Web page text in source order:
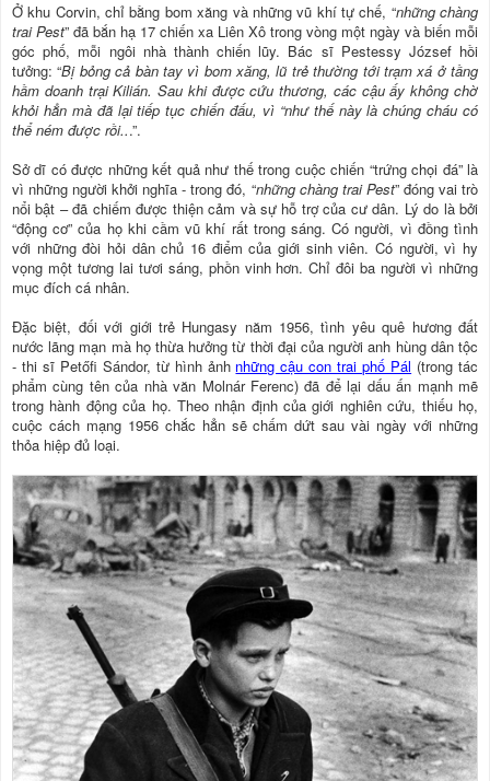
Ở khu Corvin, chỉ bằng bom xăng và những vũ khí tự chế, “những chàng
trai Pest” đã bắn hạ 17 chiến xa Liên Xô trong vòng một ngày và biến mỗi
góc phố, mỗi ngôi nhà thành chiến lũy. Bác sĩ Pestessy József hồi
tưởng: “Bị bỏng cả bàn tay vì bom xăng, lũ trẻ thường tới trạm xá ở tầng
hầm doanh trại Kilián. Sau khi được cứu thương, các cậu ấy không chờ
khỏi hẳn mà đã lại tiếp tục chiến đấu, vì “như thế này là chúng cháu có
thể ném được rồi...”.
Sở dĩ có được những kết quả như thế trong cuộc chiến “trứng chọi đá” là
vì những người khởi nghĩa - trong đó, “những chàng trai Pest” đóng vai trò
nổi bật – đã chiếm được thiện cảm và sự hỗ trợ của cư dân. Lý do là bởi
“động cơ” của họ khi cầm vũ khí rất trong sáng. Có người, vì đồng tình
với những đòi hỏi dân chủ 16 điểm của giới sinh viên. Có người, vì hy
vọng một tương lai tươi sáng, phồn vinh hơn. Chỉ đôi ba người vì những
mục đích cá nhân.
Ðặc biệt, đối với giới trẻ Hungasy năm 1956, tình yêu quê hương đất
nước lãng mạn mà họ thừa hưởng từ thời đại của người anh hùng dân tộc
- thi sĩ Petőfi Sándor, từ hình ảnh những cậu con trai phố Pál (trong tác
phẩm cùng tên của nhà văn Molnár Ferenc) đã để lại dấu ấn mạnh mẽ
trong hành động của họ. Theo nhận định của giới nghiên cứu, thiếu họ,
cuộc cách mạng 1956 chắc hẳn sẽ chấm dứt sau vài ngày với những
thỏa hiệp đủ loại.